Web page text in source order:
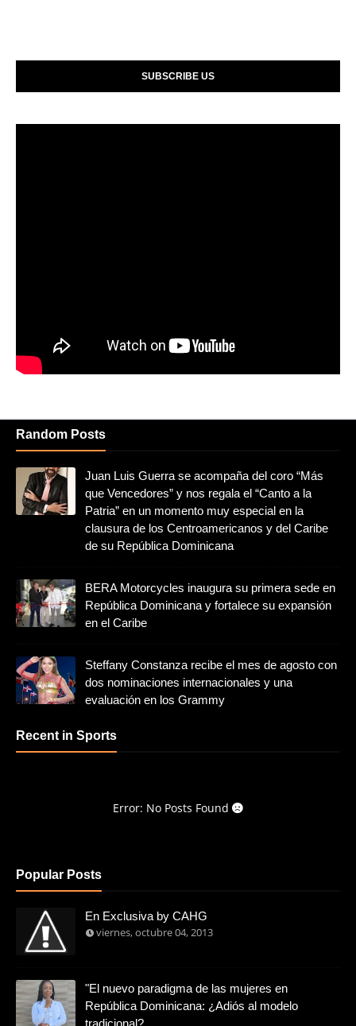
SUBSCRIBE US
Random Posts
Juan Luis Guerra se acompaña del coro “Más
que Vencedores” y nos regala el “Canto a la
Patria” en un momento muy especial en la
clausura de los Centroamericanos y del Caribe
de su República Dominicana
BERA Motorcycles inaugura su primera sede en
República Dominicana y fortalece su expansión
en el Caribe
Steffany Constanza recibe el mes de agosto con
dos nominaciones internacionales y una
evaluación en los Grammy
Recent in Sports
Error: No Posts Found
Popular Posts
En Exclusiva by CAHG
viernes, octubre 04, 2013
"El nuevo paradigma de las mujeres en
República Dominicana: ¿Adiós al modelo
tradicional?